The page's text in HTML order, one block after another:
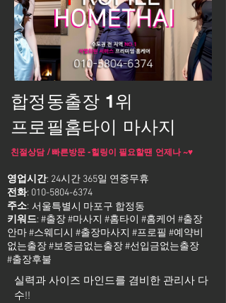
합정동출장 1위
프로필홈타이 마사지
친절상담 / 빠른방문 -힐링이 필요할땐 언제나 ~♥
영업시간: 24시간 365일 연중무휴
전화: 010-5804-6374
주소:
키워드: #출장 #마사지 #홈타이 #홈케어 #출장
안마 #스웨디시 #출장마사지 #프로필 #예약비
없는출장 #보증금없는출장 #선입금없는출장
#출장후불
서울특별시 마포구 합정동
실력과 사이즈 마인드를 겸비한 관리사 다
수!!